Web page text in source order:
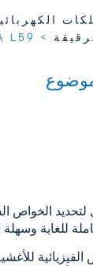
>
L59
الخواص
للغاية وسهلة